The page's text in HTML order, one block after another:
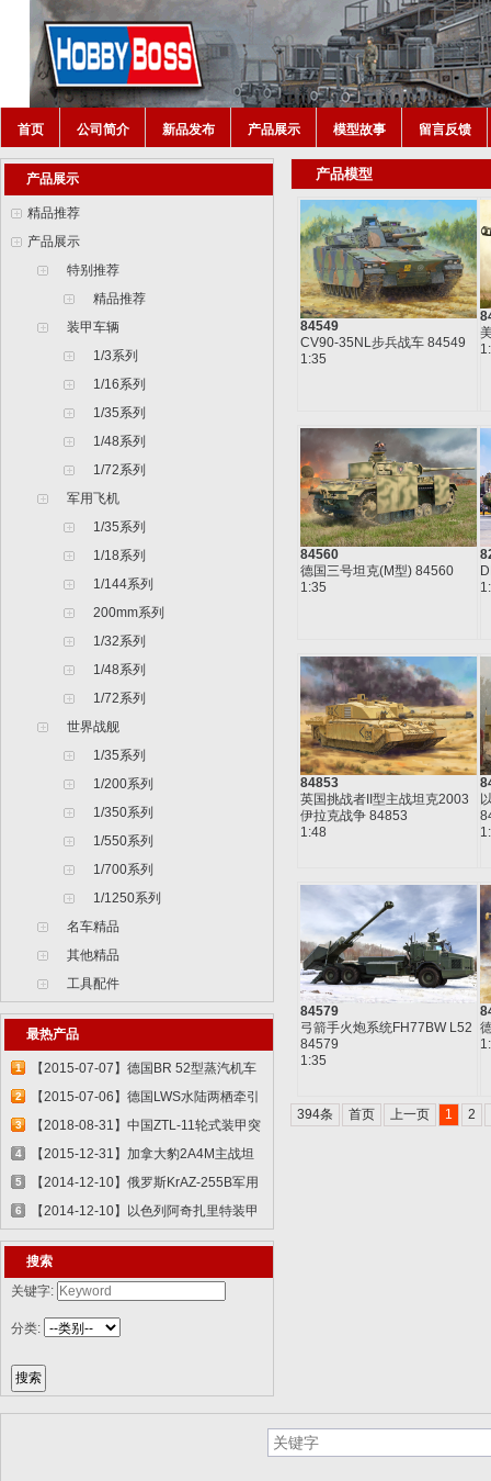
首页 公司简介 新品发布 产品展示 模型故事 留言反馈
产品展示
精品推荐
产品展示
特别推荐
精品推荐
装甲车辆
1/3系列
1/16系列
1/35系列
1/48系列
1/72系列
军用飞机
1/35系列
1/18系列
1/144系列
200mm系列
1/32系列
1/48系列
1/72系列
世界战舰
1/35系列
1/200系列
1/350系列
1/550系列
1/700系列
1/1250系列
名车精品
其他精品
工具配件
最热产品
1
【2015-07-07】德国BR 52型蒸汽机车
829...
2
【2015-07-06】德国LWS水陆两栖牵引
车 82...
3
【2018-08-31】中国ZTL-11轮式装甲突
击车 ...
4
【2015-12-31】加拿大豹2A4M主战坦
克 8386...
5
【2014-12-10】俄罗斯KrAZ-255B军用
卡车85...
6
【2014-12-10】以色列阿奇扎里特装甲
运兵...
搜索
关键字:
分类:
产品模型
84549
CV90-35NL步兵战车 84549
1:35
84560
德国三号坦克(M型) 84560
1:35
84853
英国挑战者II型主战坦克2003
伊拉克战争 84853
1:48
84579
弓箭手火炮系统FH77BW L52
84579
1:35
394条 首页 上一页 1 2